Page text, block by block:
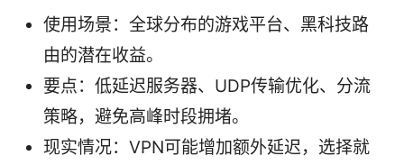
使用场景：全球分布的游戏平台、黑科技路
由的潜在收益。
要点：低延迟服务器、UDP传输优化、分流
策略，避免高峰时段拥堵。
现实情况：VPN可能增加额外延迟，选择就